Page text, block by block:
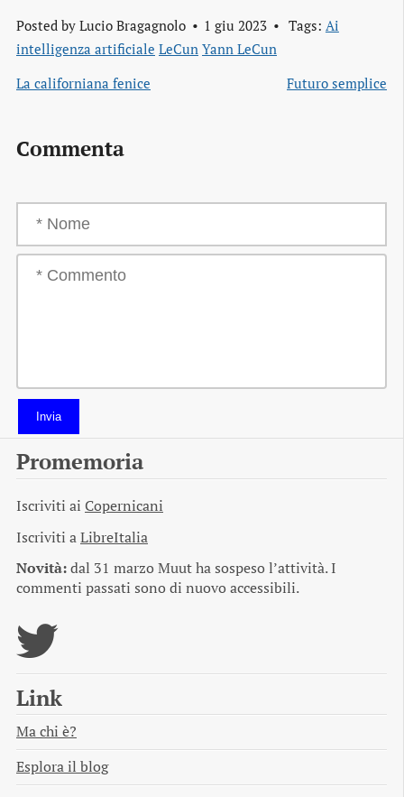
Posted by Lucio Bragagnolo 1 giu 2023 Tags: Ai
intelligenza artificiale LeCun Yann LeCun
La californiana fenice
Futuro semplice
Commenta
Invia
Promemoria
Iscriviti ai Copernicani
Iscriviti aLibreItalia
Novità:dal 31 marzo Muut ha sospeso l’attività. I
commenti passati sono di nuovo accessibili.
Link
Ma chi è?
Esplora il blog